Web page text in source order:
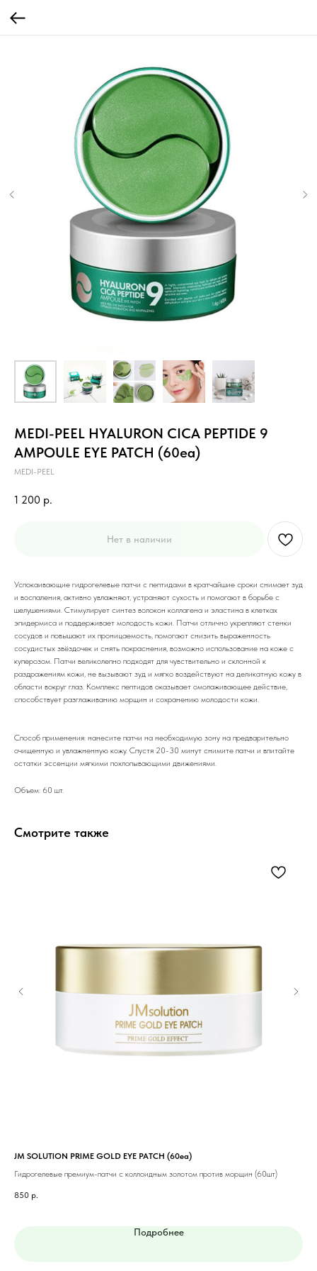
MEDI-PEEL HYALURON CICA PEPTIDE 9
AMPOULE EYE PATCH (60ea)
MEDI-PEEL
1 200 р.
Нет в наличии
Успокаивающие гидрогелевые патчи с пептидами в кратчайшие сроки снимает зуд
и воспаления, активно увлажняют, устраняют сухость и помогают в борьбе с
шелушениями. Стимулирует синтез волокон коллагена и эластина в клетках
эпидермиса и поддерживает молодость кожи. Патчи отлично укрепляют стенки
сосудов и повышают их проницаемость, помогают снизить выраженность
сосудистых звёздочек и снять покраснения, возможно использование на коже с
куперозом. Патчи великолепно подходят для чувствительно и склонной к
раздражениям кожи, не вызывают зуд и мягко воздействуют на деликатную кожу в
области вокруг глаз. Комплекс пептидов оказывает омолаживающее действие,
способствует разглаживанию морщин и сохранению молодости кожи.
Способ применения: нанесите патчи на необходимую зону на предварительно
очищенную и увлажненную кожу. Спустя 20-30 минут снимите патчи и впитайте
остатки эссенции мягкими похлопывающими движениями.
Объем: 60 шт.
Смотрите также
JM SOLUTION PRIME GOLD EYE PATCH (60ea)
Гидрогелевые премиум-патчи с коллоидным золотом против морщин (60шт)
850 р.
Подробнее